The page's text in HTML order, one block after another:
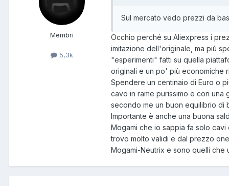
Membri
5,3k
Sul mercato vedo prezzi da
Occhio perché su Aliexpress i
imitazione dell'originale, ma più
"esperimenti" fatti su quella
originali e un po' più economiche
Spendere un centinaio di Euro o
cavo in rame purissimo e con una
secondo me un buon equilibrio di
Importante è anche una buona
Mogami che io sappia fa solo
trovo molto validi e dal prezzo
Mogami-Neutrix e sono quelli che